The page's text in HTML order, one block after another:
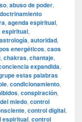
, abuso de poder,
, agenda espiritual,
espiritual,
astrología, autoridad,
energéticos, caos
, chakras, chantaje,
expandida,
estas palabras
, condicionamiento,
, conspiración,
miedo, control
, control digital,
espiritual, control